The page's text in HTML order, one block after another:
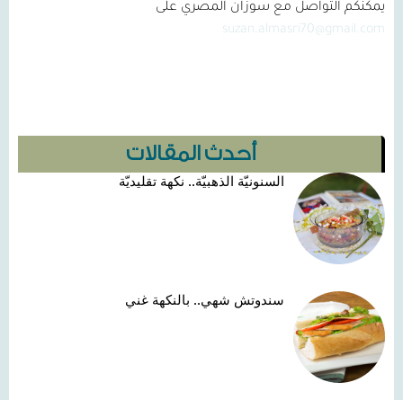
أحدث المقالات
السنونيّة الذهبيّة.. نكهة تقليديّة
سندوتش شهي.. بالنكهة غني
يمكنكم التواصل مع سوزان المصري على
suzan.almasri70@gmail.com